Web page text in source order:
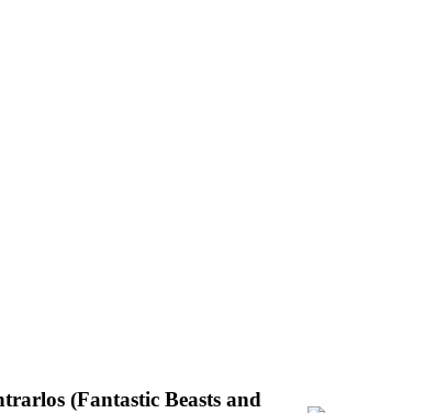
(Fantastic Beasts and